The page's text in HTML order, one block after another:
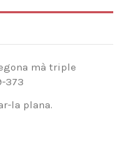
mà triple
373
la plana.